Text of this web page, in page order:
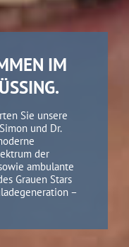
IM
Sie unsere
und Dr.
der
ambulante
Grauen Stars
–